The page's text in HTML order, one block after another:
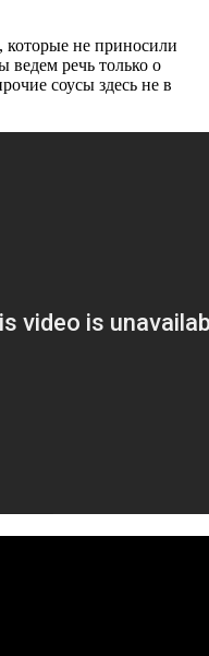
не приносили
ведем речь только о
соусы здесь не в